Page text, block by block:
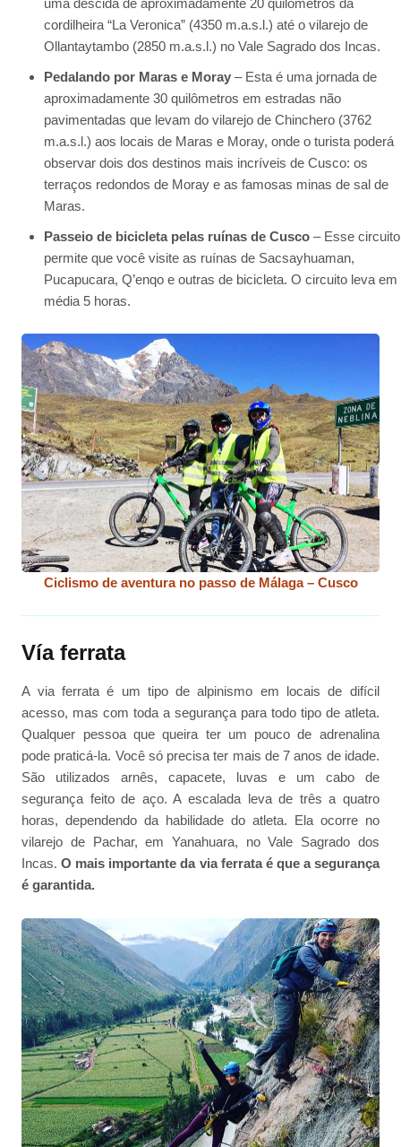
cordilheira “La Veronica” (4350 m.a.s.l.) até o vilarejo de
Ollantaytambo (2850 m.a.s.l.) no Vale Sagrado dos Incas.
Pedalando por Maras e Moray– Esta é uma jornada de
aproximadamente 30 quilômetros em estradas não
pavimentadas que levam do vilarejo de Chinchero (3762
m.a.s.l.) aos locais de Maras e Moray, onde o turista poderá
observar dois dos destinos mais incríveis de Cusco: os
terraços redondos de Moray e as famosas minas de sal de
Maras.
Passeio de bicicleta pelas ruínas de Cusco– Esse circuito
permite que você visite as ruínas de Sacsayhuaman,
Pucapucara, Q’enqo e outras de bicicleta. O circuito leva em
média 5 horas.
Ciclismo de aventura no passo de Málaga – Cusco
Vía ferrata
A via ferrata é um tipo de alpinismo em locais de difícil
acesso, mas com toda a segurança para todo tipo de atleta.
Qualquer pessoa que queira ter um pouco de adrenalina
pode praticá-la. Você só precisa ter mais de 7 anos de idade.
São utilizados arnês, capacete, luvas e um cabo de
segurança feito de aço. A escalada leva de três a quatro
horas, dependendo da habilidade do atleta. Ela ocorre no
vilarejo de Pachar, em Yanahuara, no Vale Sagrado dos
Incas.O mais importante da via ferrata é que a segurança
é garantida.